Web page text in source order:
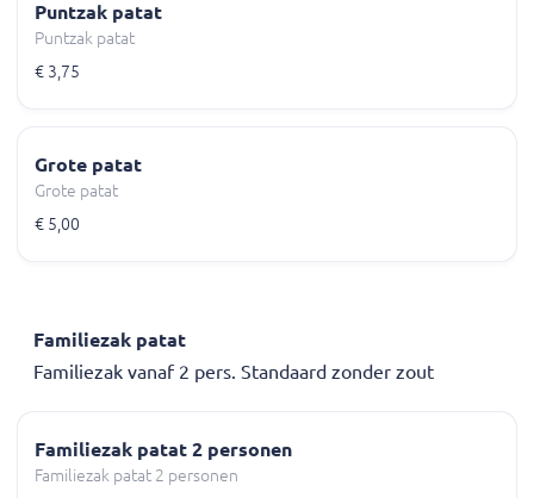
Puntzak patat
Puntzak patat
€ 3,75
Grote patat
Grote patat
€ 5,00
Familiezak patat
Familiezak vanaf 2 pers. Standaard zonder zout
Familiezak patat 2 personen
Familiezak patat 2 personen